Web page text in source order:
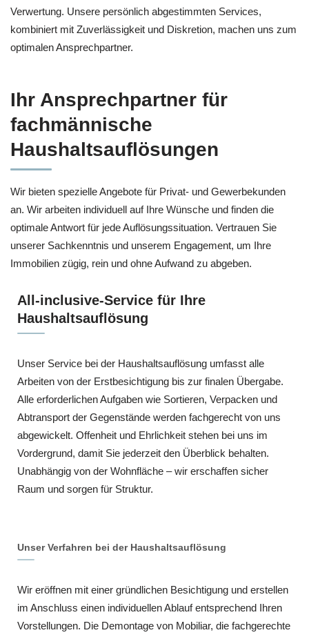
Verwertung. Unsere persönlich abgestimmten Services,
kombiniert mit Zuverlässigkeit und Diskretion, machen uns zum
optimalen Ansprechpartner.
Ihr Ansprechpartner für
fachmännische
Haushaltsauflösungen
Wir bieten spezielle Angebote für Privat- und Gewerbekunden
an. Wir arbeiten individuell auf Ihre Wünsche und finden die
optimale Antwort für jede Auflösungssituation. Vertrauen Sie
unserer Sachkenntnis und unserem Engagement, um Ihre
Immobilien zügig, rein und ohne Aufwand zu abgeben.
All-inclusive-Service für Ihre
Haushaltsauflösung
Unser Service bei der Haushaltsauflösung umfasst alle
Arbeiten von der Erstbesichtigung bis zur finalen Übergabe.
Alle erforderlichen Aufgaben wie Sortieren, Verpacken und
Abtransport der Gegenstände werden fachgerecht von uns
abgewickelt. Offenheit und Ehrlichkeit stehen bei uns im
Vordergrund, damit Sie jederzeit den Überblick behalten.
Unabhängig von der Wohnfläche – wir erschaffen sicher
Raum und sorgen für Struktur.
Unser Verfahren bei der Haushaltsauflösung
Wir eröffnen mit einer gründlichen Besichtigung und erstellen
im Anschluss einen individuellen Ablauf entsprechend Ihren
Vorstellungen. Die Demontage von Mobiliar, die fachgerechte